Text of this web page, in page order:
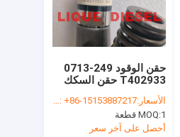
حقن الوقود 249-0713
T402933 حقن السكك
الحديدية العادية
2490713 402933
الأسعار:WhatsApp/WeChat: +86-15153887217
MOQ:1 قطعة
أحصل على آخر سعر